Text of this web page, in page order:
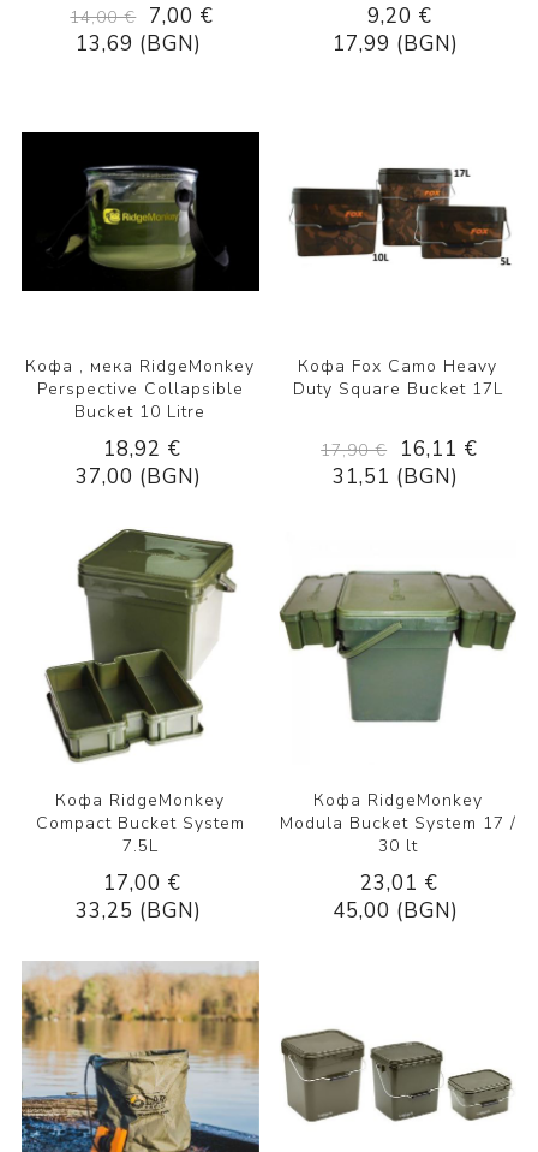
14,00 €
7,00 €
13,69 (BGN)
9,20 €
17,99 (BGN)
Кофа , мека RidgeMonkey
Perspective Collapsible
Bucket 10 Litre
18,92 €
37,00 (BGN)
Кофа Fox Camo Heavy
Duty Square Bucket 17L
17,90 €
16,11 €
31,51 (BGN)
Кофа RidgeMonkey
Compact Bucket System
7.5L
17,00 €
33,25 (BGN)
Кофа RidgeMonkey
Modula Bucket System 17 /
30 lt
23,01 €
45,00 (BGN)